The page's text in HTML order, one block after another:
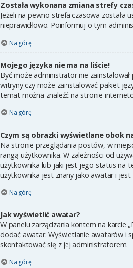
Została wykonana zmiana strefy
Jeżeli na pewno strefa czasowa została
nieprawidłowo. Poinformuj o tym
Na górę
Mojego języka nie ma na liście!
Być może administrator nie
witryny czy może zainstalować pakiet
temat można znaleźć na stronie
Na górę
Czym są obrazki wyświetlane obok
Na stronie przeglądania postów, w
rangą użytkownika. W zależności od
użytkownika lub jaki jest jego status na
użytkownika jest znany jako awatar i
Na górę
Jak wyświetlić awatar?
W panelu zarządzania kontem na karcie
dodać awatar. Wyświetlanie awatarów i
skontaktować się z jej administratorem.
Na górę